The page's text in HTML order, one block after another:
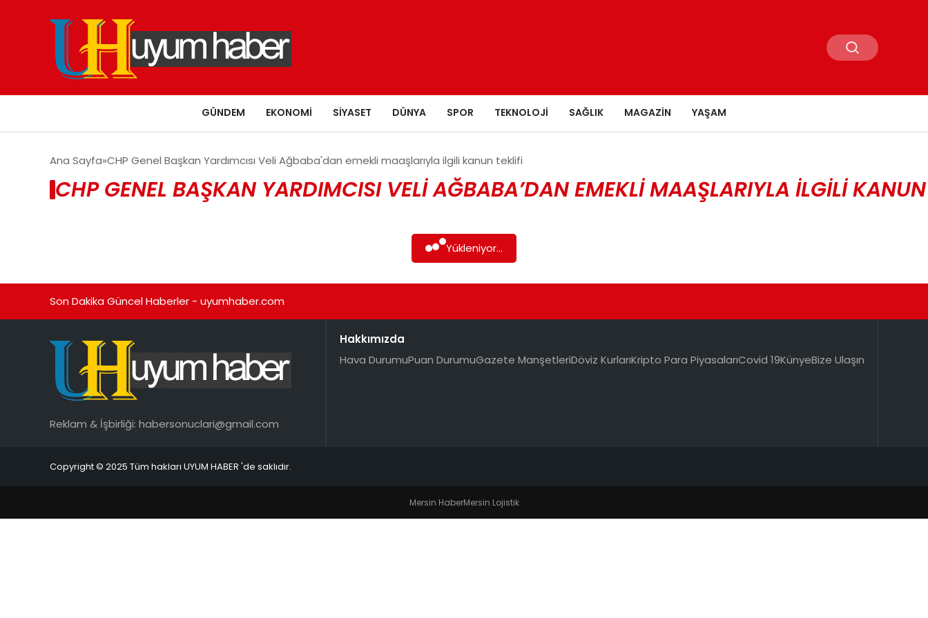
GÜNDEM EKONOMI SIYASET DÜNYA SPOR TEKNOLOJI SAĞLIK MAGAZIN YAŞAM
Ana Sayfa CHP Genel Başkan Yardımcısı Veli Ağbaba'dan emekli maaşlarıyla ilgili kanun teklifi
CHP GENEL BAŞKAN YARDIMCISI VELI AĞBABA’DAN EMEKLI MAAŞLARIYLA ILGILI KANUN
Yükleniyor...
Son Dakika Güncel Haberler - uyumhaber.com
Reklam & İşbirliği: habersonuclari@gmail.com
Hakkımızda
Hava DurumuPuan DurumuGazete ManşetleriDöviz KurlarıKripto Para PiyasalarıCovid 19KünyeBize Ulaşın
Copyright © 2025 Tüm hakları UYUM HABER 'de saklıdır.
Mersin HaberMersin Lojistik